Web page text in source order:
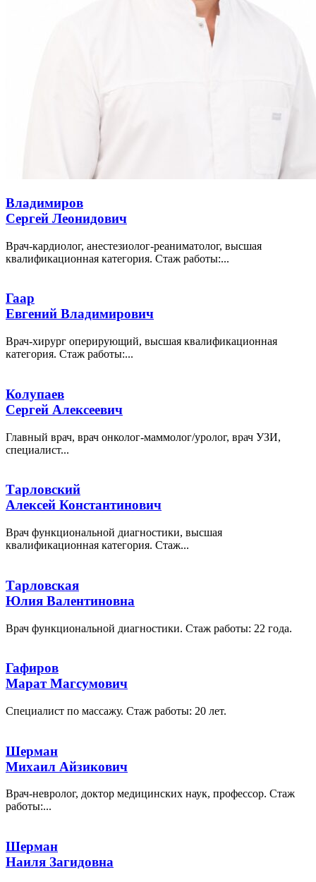
Владимиров
Сергей Леонидович
Врач-кардиолог, анестезиолог-реаниматолог, высшая
квалификационная категория. Стаж работы:...
Гаар
Евгений Владимирович
Врач-хирург оперирующий, высшая квалификационная
категория. Стаж работы:...
Колупаев
Сергей Алексеевич
Главный врач, врач онколог-маммолог/уролог, врач УЗИ,
специалист...
Тарловский
Алексей Константинович
Врач функциональной диагностики, высшая
квалификационная категория. Стаж...
Тарловская
Юлия Валентиновна
Врач функциональной диагностики. Стаж работы: 22 года.
Гафиров
Марат Магсумович
Специалист по массажу. Стаж работы: 20 лет.
Шерман
Михаил Айзикович
Врач-невролог, доктор медицинских наук, профессор. Стаж
работы:...
Шерман
Наиля Загидовна